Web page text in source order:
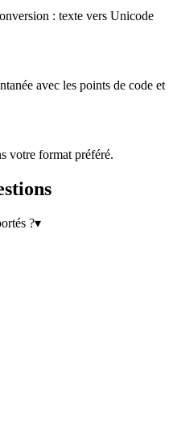
: texte vers Unicode
avec les points de code et
votre format préféré.
?▾